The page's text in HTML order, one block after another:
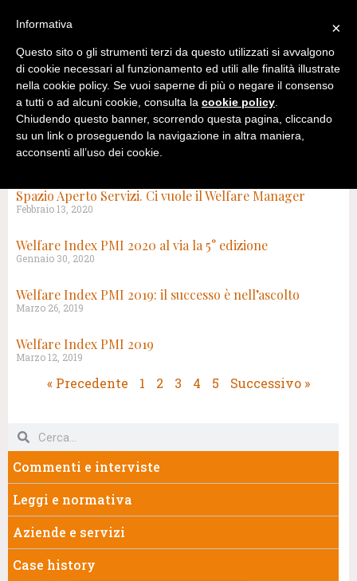
Spazio Aperto Servizi. Ci vuole il Welfare Manager
Febbraio 13, 2020
Welfare Index PMI 2020 al via la 5° edizione
Gennaio 30, 2020
Welfare Index PMI 2019: il successo è nell’ascolto
Marzo 26, 2019
Welfare Index PMI 2019
Marzo 12, 2019
« Precedente 1 2 3 4 5 Successivo »
Commenti e interviste
Leggi e normativa
Aziende e servizi
Case history
×
Informativa
Questo sito o gli strumenti terzi da questo utilizzati si avvalgono
di cookie necessari al funzionamento ed utili alle finalità illustrate
nella cookie policy. Se vuoi saperne di più o negare il consenso
a tutti o ad alcuni cookie, consulta la cookie policy.
Chiudendo questo banner, scorrendo questa pagina, cliccando
su un link o proseguendo la navigazione in altra maniera,
acconsenti all’uso dei cookie.